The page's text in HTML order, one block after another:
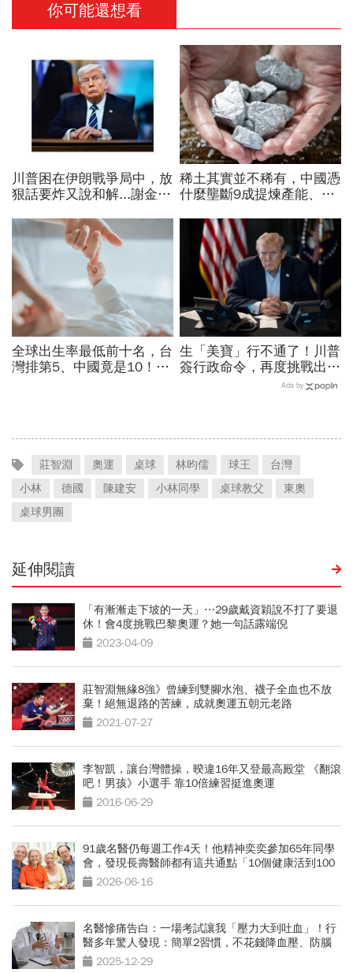
你可能還想看
川普困在伊朗戰爭局中，放
狠話要炸又說和解...謝金河
一個國家的未來
稀土其實並不稀有，中國憑
什麼壟斷9成提煉產能、掐
美中角力下，台灣最該擔心
的事
全球出生率最低前十名，台
灣排第5、中國竟是10！亞
生「美寶」行不通了！川普
簽行政命令，再度挑戰出生
公民權、打擊生育旅遊：不
Ads by
莊智淵 奧運 桌球 林昀儒 球王
台灣
小林
德國 陳建安 小林同學 桌球教父
東奧
桌球男團
延伸閱讀
「有漸漸走下坡的一天」⋯29歲戴資穎說不打了要退
休！會4度挑戰巴黎奧運？她一句話露端倪
2023-04-09
莊智淵無緣8強》曾練到雙腳水泡、襪子全血也不放
棄！絕無退路的苦練，成就奧運五朝元老路
2021-07-27
李智凱，讓台灣體操，暌違16年又登最高殿堂 《翻滾
吧！男孩》小選手 靠10倍練習挺進奧運
2016-06-29
91歲名醫仍每週工作4天！他精神奕奕參加65年同學
會，發現長壽醫師都有這共通點「10個健康活到100
歲秘訣」
2026-06-16
名醫慘痛告白：一場考試讓我「壓力大到吐血」！行
醫多年驚人發現：簡單2習慣，不花錢降血壓、防腦
中風2025-12-29